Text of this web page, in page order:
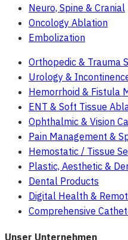
Neuro, Spine & Cranial
Oncology Ablation
Embolization
Orthopedic & Trauma
Urology &
Hemorrhoid & Fistula
ENT & Soft Tissue
Ophthalmic & Vision
Pain Management &
Hemostatic / Tissue
Plastic, Aesthetic &
Dental Products
Digital Health &
Comprehensive
Unser Unternehmen